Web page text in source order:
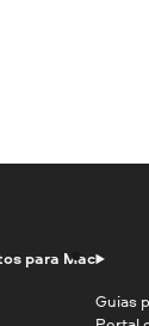
para Mac
Guias